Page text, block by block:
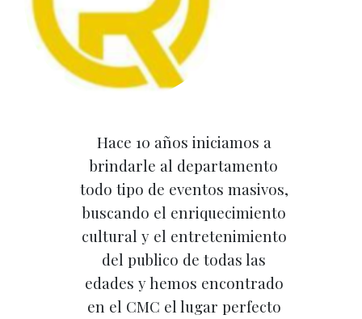
Hace 10 años iniciamos a
brindarle al departamento
todo tipo de eventos masivos,
buscando el enriquecimiento
cultural y el entretenimiento
del publico de todas las
edades y hemos encontrado
en el CMC el lugar perfecto